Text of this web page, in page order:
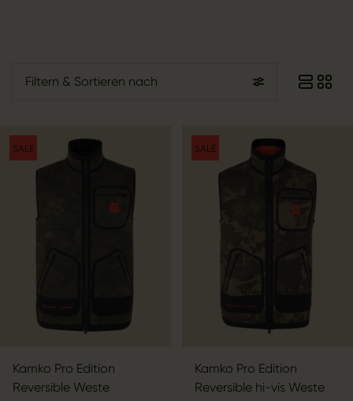
Filtern & Sortieren nach
SALE
Kamko Pro Edition
Reversible Weste
SALE
Kamko Pro Edition
Reversible hi-vis Weste